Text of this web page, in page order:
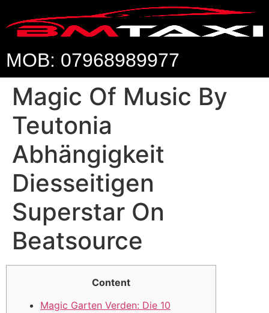
MOB: 07968989977
Magic Of Music By
Teutonia
Abhängigkeit
Diesseitigen
Superstar On
Beatsource
Content
Magic Garten Verden: Die 10